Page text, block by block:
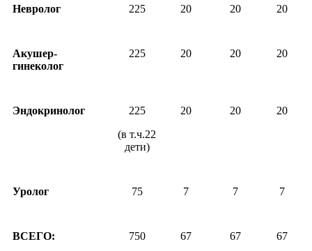
Невролог 225 20 20 20
Акушер-
гинеколог
225 20 20 20
Эндокринолог
225
(в т.ч.22
дети)
20 20 20
Уролог 75 7 7 7
ВСЕГО: 750 67 67 67